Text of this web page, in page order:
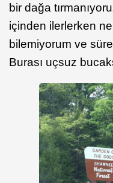
bir dağa
içinden ilerlerken
bilemiyorum ve
Burası uçsuz